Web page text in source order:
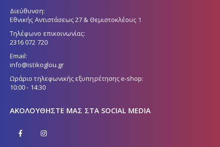
Διεύθυνση:
Εθνικής Αντιστάσεως 27 & Θεμιστοκλέους 1
Τηλέφωνο επικοινωνίας:
2316 072 720
Email:
info@istikoglou.gr
Ωράριο τηλεφωνικής εξυπηρέτησης e-shop:
10:00 - 14:30
ΑΚΟΛΟΥΘΉΣΤΕ ΜΑΣ ΣΤΑ SOCIAL MEDIA